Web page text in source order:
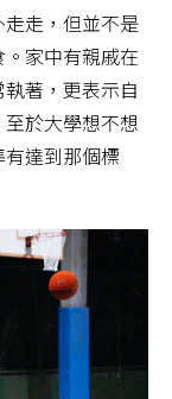
走，但並不是
家中有親戚在
著，更表示自
於大學想不想
達到那個標